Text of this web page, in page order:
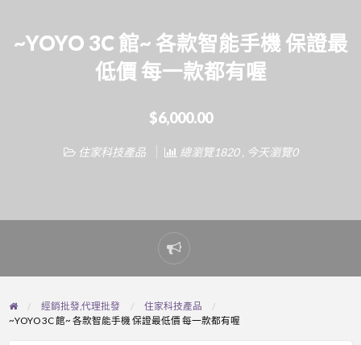
~YOYO 3C 館~ 各款智能手機 保證最
低價 每一款都有喔
$6,000.00
住家科技產品 總瀏覽1820 , 今天瀏覽0
Report
problem
經銷批發,代理批發
住家科技產品
~YOYO 3C 館~ 各款智能手機 保證最低價 每一款都有喔